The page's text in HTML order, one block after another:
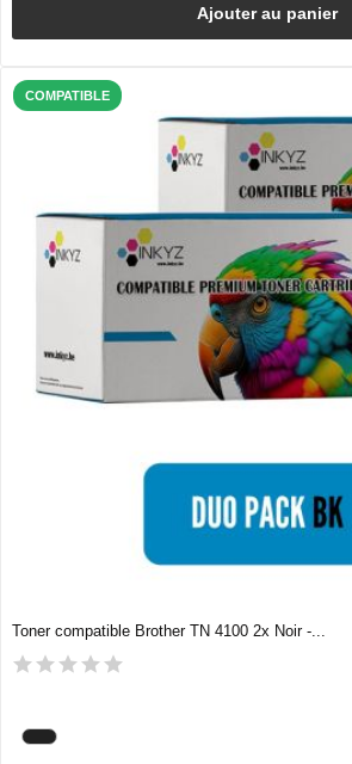
Ajouter au panier
COMPATIBLE
Toner compatible Brother TN 4100 2x Noir -...